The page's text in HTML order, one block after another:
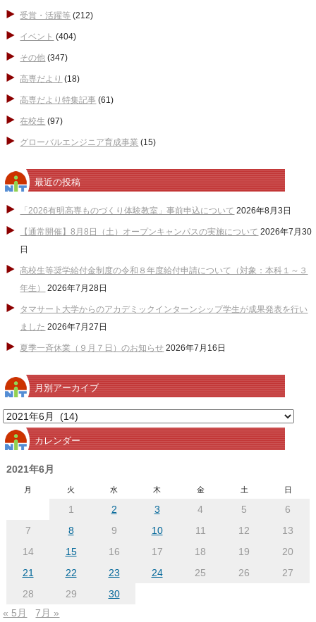
受賞・活躍等 (212)
イベント (404)
その他 (347)
高専だより (18)
高専だより特集記事 (61)
在校生 (97)
グローバルエンジニア育成事業 (15)
最近の投稿
「2026有明高専ものづくり体験教室」事前申込について 2026年8月3日
【通常開催】8月8日（土）オープンキャンパスの実施について 2026年7月30
日
高校生等奨学給付金制度の令和８年度給付申請について（対象：本科１～３
年生）
2026年7月28日
タマサート大学からのアカデミックインターンシップ学生が成果発表を行い
ました 2026年7月27日
夏季一斉休業（９月７日）のお知らせ 2026年7月16日
月別アーカイブ
月
別
ア
ー
カレンダー
2021年6月
月 火 水 木 金 土 日
1 2 3 4 5
6
7
8 9 10 11 12
13
14
15 16 17 18 19
20
21
22 23 24 25 26
27
28
29
30
« 5月
7月 »